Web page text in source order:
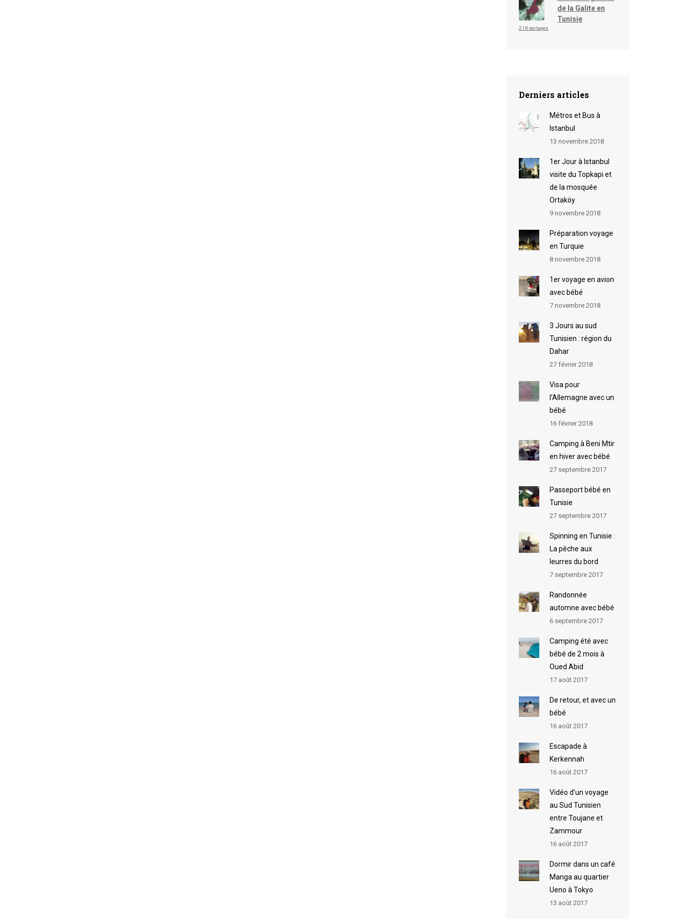
de la Galite en
Tunisie
216 partages
Derniers articles
Métros et Bus à
Istanbul
13 novembre 2018
1er Jour à Istanbul
visite du Topkapi et
de la mosquée
Ortaköy
9 novembre 2018
Préparation voyage
en Turquie
8 novembre 2018
1er voyage en avion
avec bébé
7 novembre 2018
3 Jours au sud
Tunisien : région du
Dahar
27 février 2018
Visa pour
l’Allemagne avec un
bébé
16 février 2018
Camping à Beni Mtir
en hiver avec bébé
27 septembre 2017
Passeport bébé en
Tunisie
27 septembre 2017
Spinning en Tunisie :
La pêche aux
leurres du bord
7 septembre 2017
Randonnée
automne avec bébé
6 septembre 2017
Camping été avec
bébé de 2 mois à
Oued Abid
17 août 2017
De retour, et avec un
bébé
16 août 2017
Escapade à
Kerkennah
16 août 2017
Vidéo d’un voyage
au Sud Tunisien
entre Toujane et
Zammour
16 août 2017
Dormir dans un café
Manga au quartier
Ueno à Tokyo
13 août 2017